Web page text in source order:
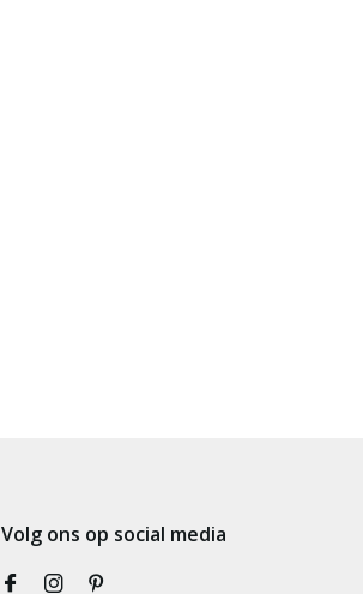
Volg ons op social media